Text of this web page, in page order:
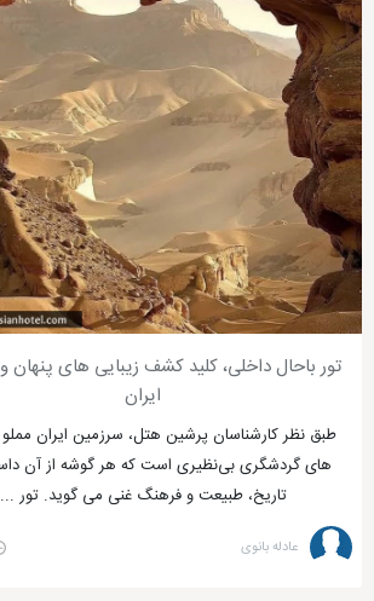
تور باحال داخلی، کلید کشف زیبایی های پنهان
ایران
طبق نظر کارشناسان پرشین هتل، سرزمین ایران مملو
های گردشگری بی‌نظیری است که هر گوشه از آن
تاریخ، طبیعت و فرهنگ غنی می گوید. تور ...
عادله بانوی